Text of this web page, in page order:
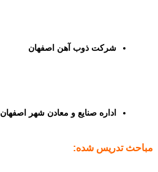
شرکت ذوب آهن اصفهان
اداره صنایع و معادن شهر اصفهان
مباحث تدریس شده: